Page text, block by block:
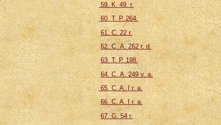
59. К. 49. r.
60. Т. Р. 264.
61. С. 22 r.
62. С. А. 262 r. d.
63. Т. Р. 198.
64. С. А. 249 v. a.
65. C. A. I r. a.
66. C. A. I r. a.
67. G. 54 r.